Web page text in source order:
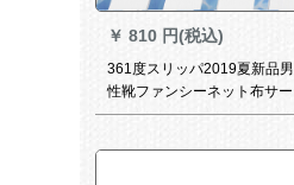
￥ 810 円(税込)
361度スリッパ2019夏新品男
性靴ファンシーネット布サー
676730-2曜石黒/マグリード